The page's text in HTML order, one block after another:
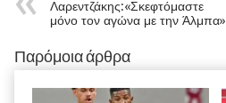
Λαρεντζάκης:«Σκεφτόμαστε
μόνο τον αγώνα με την Άλμπα»
Παρόμοια άρθρα